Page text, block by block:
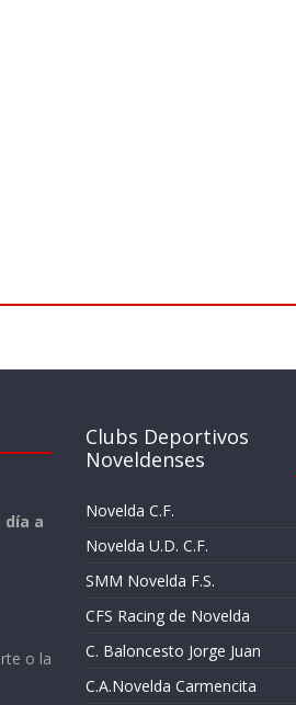
a
o la
Clubs Deportivos
Noveldenses
Novelda C.F.
Novelda U.D. C.F.
SMM Novelda F.S.
CFS Racing de Novelda
C. Baloncesto Jorge Juan
C.A.Novelda Carmencita